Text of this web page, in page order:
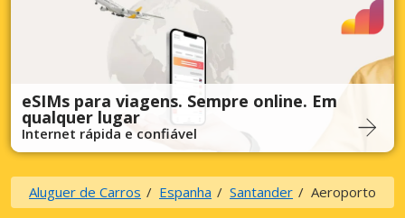
eSIMs para viagens. Sempre online. Em
qualquer lugar
Internet rápida e confiável
Aluguer de Carros Espanha Santander Aeroporto